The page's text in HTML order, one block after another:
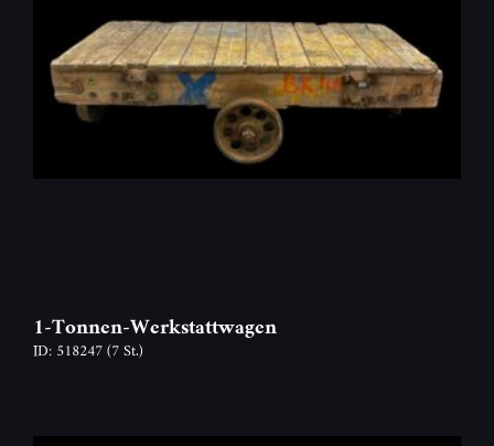
1-Tonnen-Werkstattwagen
ID: 518247(7 St.)